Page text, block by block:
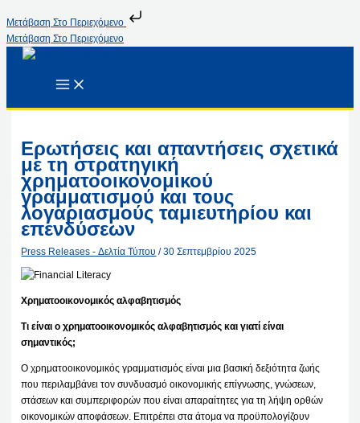
Μετάβαση Στο Περιεχόμενο
Μετάβαση Στο Περιεχόμενο
Ερωτήσεις και απαντήσεις σχετικά
με τη στρατηγική
χρηματοοικονομικού
γραμματισμού και τους
λογαριασμούς ταμιευτηρίου και
επενδύσεων
Press Releases - Δελτία Τύπου /30 Σεπτεμβρίου 2025
Χρηματοοικονομικός αλφαβητισμός
Τι είναι ο χρηματοοικονομικός αλφαβητισμός και γιατί είναι
σημαντικός;
Ο χρηματοοικονομικός γραμματισμός είναι μια βασική δεξιότητα ζωής
που περιλαμβάνει τον συνδυασμό οικονομικής επίγνωσης, γνώσεων,
στάσεων και συμπεριφορών που είναι απαραίτητες για τη λήψη ορθών
οικονομικών αποφάσεων. Επιτρέπει στα άτομα να προϋπολογίζουν